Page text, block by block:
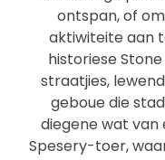
ontspan, of
aktiwiteite aan
historiese
straatjies,
geboue die
diegene wat van
Spesery-toer,